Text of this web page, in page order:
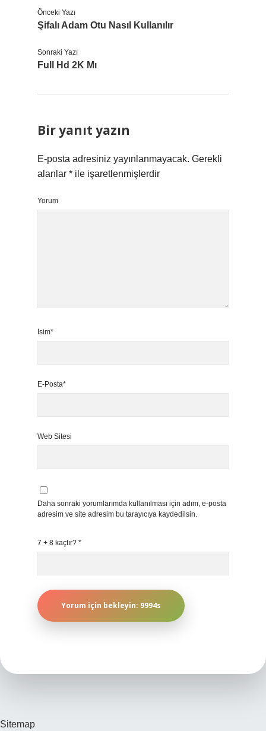
Önceki Yazı
Şifalı Adam Otu Nasıl Kullanılır
Sonraki Yazı
Full Hd 2K Mı
Bir yanıt yazın
E-posta adresiniz yayınlanmayacak. Gerekli
alanlar * ile işaretlenmişlerdir
Yorum
İsim*
E-Posta*
Web Sitesi
Daha sonraki yorumlarımda kullanılması için adım, e-posta
adresim ve site adresim bu tarayıcıya kaydedilsin.
7 + 8 kaçtır? *
Sitemap